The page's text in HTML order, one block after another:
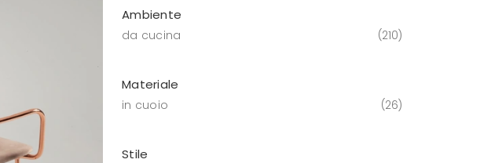
Ambiente
da cucina 210
Materiale
in cuoio 26
Stile